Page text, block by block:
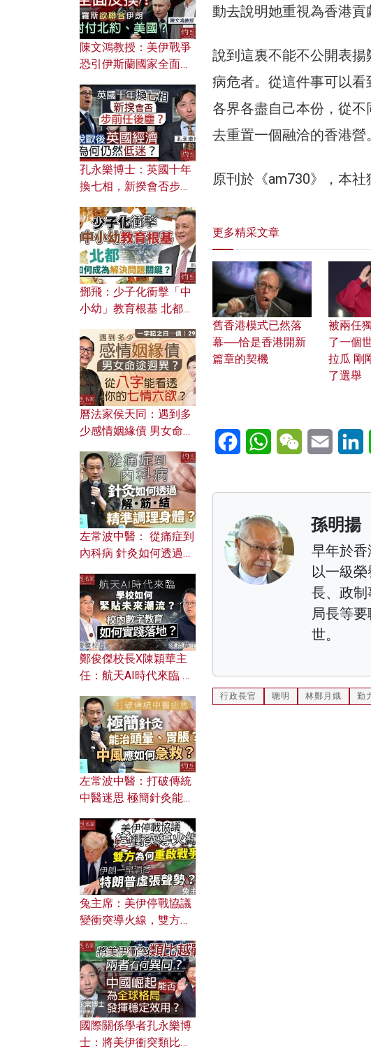
動去說明她重視為香港貢
說到這裏不能不公開表
病危者。從這件事可以
各界各盡自己本份，從
去重置一個融洽的香港營。
原刊於《am730》，本社
更多精采文章
舊香港模式已然落
幕──恰是香港開新
篇章的契機
被兩任
了一個
拉瓜 剛
了選舉
FacebookWhatsAppWeChatEmail
孫明揚
早年於香
以一級
長、政
局長等
世。
行政長官 聰明 林鄭月娥 勤
陳文鴻教授：美伊戰爭
恐引伊斯蘭國家全面反
對付北約美國？
孔永樂博士：英國十年
換七相，新揆會否步前
濟為何仍然低迷？
鄧飛：少子化衝擊「中
小幼」教育根基 北都如
曆法家侯天同：遇到多
少感情姻緣債 男女命途
的七情六欲？
左常波中醫： 從痛症到
內科病 針灸如何透過解
鄭俊傑校長X陳穎華主
任：航天AI時代來臨 學
校內數字教育如何實踐
落地？
左常波中醫：打破傳統
中醫迷思 極簡針灸能治
何急救？
兔主席：美伊停戰協議
變衝突導火線，雙方為
洞悉特朗普虛張聲勢？
國際關係學者孔永樂博
士：將美伊衝突類比越